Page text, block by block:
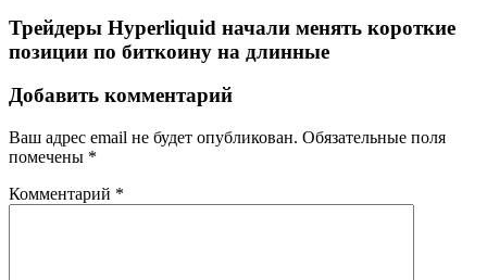
Трейдеры Hyperliquid начали менять короткие
позиции по биткоину на длинные
Добавить комментарий
Ваш адрес email не будет опубликован. Обязательные поля
помечены *
Комментарий *